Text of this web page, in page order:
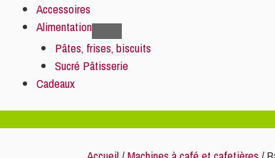
Accessoires
Alimentation
Pâtes, frises, biscuits
Sucré Pâtisserie
Cadeaux